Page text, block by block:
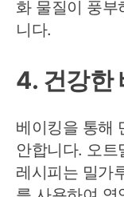
화 물질이 풍부
니다.
4. 건강한
베이킹을 통해
안합니다. 오
레시피는 밀가